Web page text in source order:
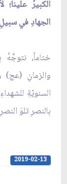
الكبيرُ
الجهادِ في
ختاماً،
والزمانِ (عج)
السنويّةِ
بالنصرِ تلوَ
2019-02-13